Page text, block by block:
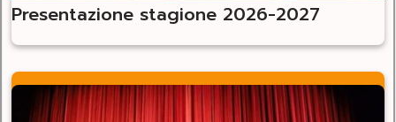
Presentazione stagione 2026-2027